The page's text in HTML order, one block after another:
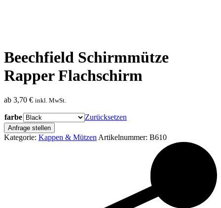
Beechfield Schirmmütze
Rapper Flachschirm
ab 3,70 € inkl. MwSt.
farbe Zurücksetzen
Anfrage stellen
Kategorie: Kappen & Mützen Artikelnummer: B610